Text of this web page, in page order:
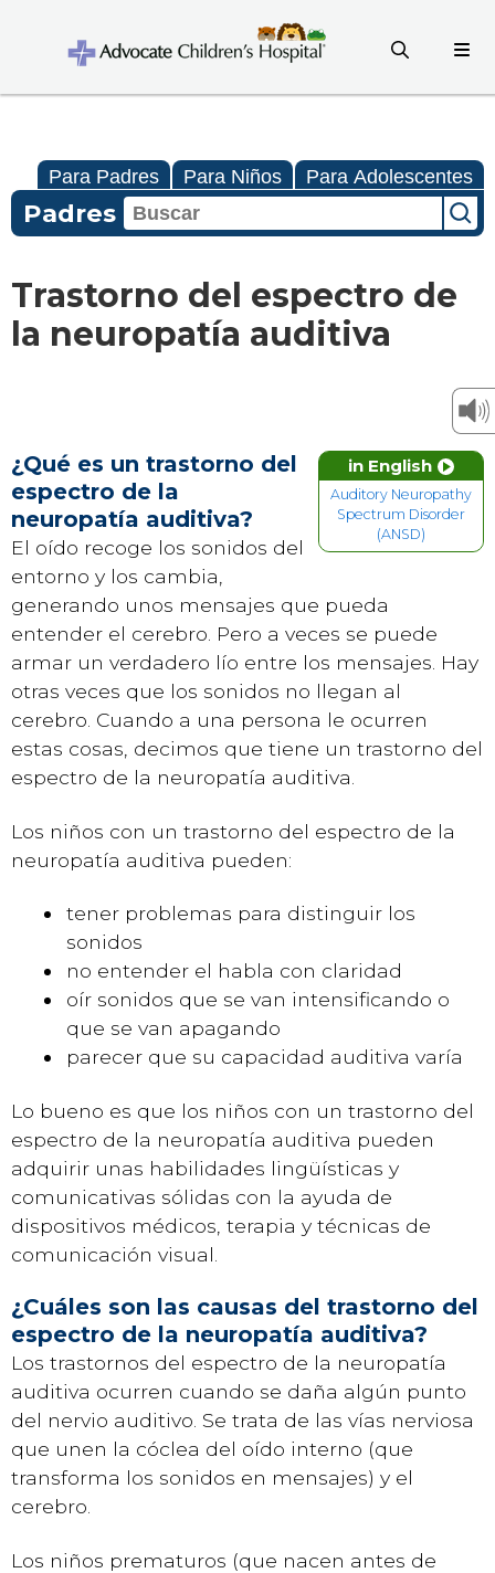
Para Padres Para Niños Para Adolescentes
Padres
Trastorno del espectro de
la neuropatía auditiva
in English
Auditory Neuropathy
Spectrum Disorder
(ANSD)
¿Qué es un trastorno del
espectro de la
neuropatía auditiva?
El oído recoge los sonidos del
entorno y los cambia,
generando unos mensajes que pueda
entender el cerebro. Pero a veces se puede
armar un verdadero lío entre los mensajes. Hay
otras veces que los sonidos no llegan al
cerebro. Cuando a una persona le ocurren
estas cosas, decimos que tiene un trastorno del
espectro de la neuropatía auditiva.
Los niños con un trastorno del espectro de la
neuropatía auditiva pueden:
tener problemas para distinguir los
sonidos
no entender el habla con claridad
oír sonidos que se van intensificando o
que se van apagando
parecer que su capacidad auditiva varía
Lo bueno es que los niños con un trastorno del
espectro de la neuropatía auditiva pueden
adquirir unas habilidades lingüísticas y
comunicativas sólidas con la ayuda de
dispositivos médicos, terapia y técnicas de
comunicación visual.
¿Cuáles son las causas del trastorno del
espectro de la neuropatía auditiva?
Los trastornos del espectro de la neuropatía
auditiva ocurren cuando se daña algún punto
del nervio auditivo. Se trata de las vías nerviosa
que unen la cóclea del oído interno (que
transforma los sonidos en mensajes) y el
cerebro.
Los niños prematuros (que nacen antes de